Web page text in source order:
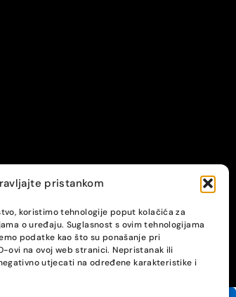
pristankom
koristimo tehnologije poput kolačića za
o uređaju. Suglasnost s ovim tehnologijama
podatke kao što su ponašanje pri
ovi na ovoj web stranici. Nepristanak ili
utjecati na određene karakteristike i